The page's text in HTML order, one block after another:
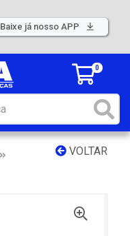
Baixe já nosso APP
0
VOLTAR